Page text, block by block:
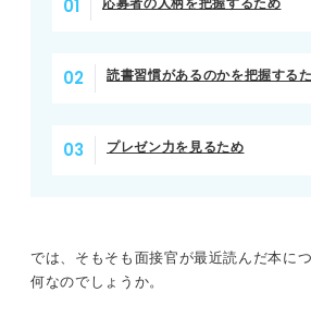
読書習慣があるのかを把握する
プレゼン力を見るため
では、そもそも面接官が最近読んだ本に
何なのでしょうか。